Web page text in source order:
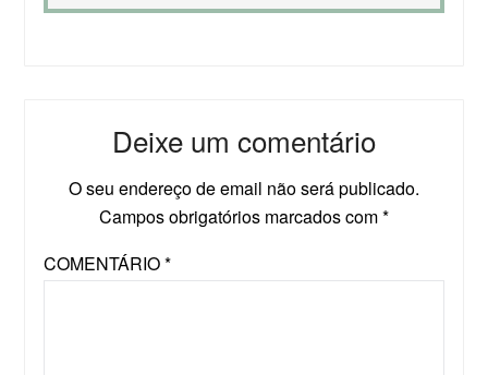
Deixe um comentário
O seu endereço de email não será publicado.
Campos obrigatórios marcados com*
COMENTÁRIO*